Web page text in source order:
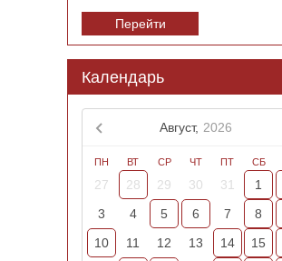
Перейти
Календарь
Август, 2026
ПН ВТ СР ЧТ ПТ СБ
27 28 29 30 31 1
3
4 5 6 7 8
10
11 12 13 14 15